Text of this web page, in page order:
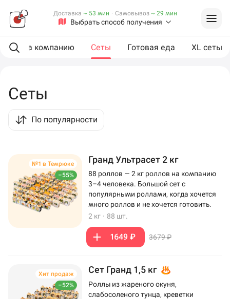
Выбрать способ получения
Доставка ~ 53 мин · Самовывоз ~ 29 мин
На компанию Сеты Готовая еда XL сеты
Сеты
По популярности
–55%
№1 в Темрюке Гранд Ультрасет 2 кг
88 роллов — 2 кг роллов на компанию
3–4 человека. Большой сет с
популярными роллами, когда хочется
много роллов и не хочется готовить.
2 кг · 88 шт.
1649 ₽ 3679 ₽
–52%
Хит продаж Сет Гранд 1,5 кг
Роллы из жареного окуня,
слабосоленого тунца, креветки